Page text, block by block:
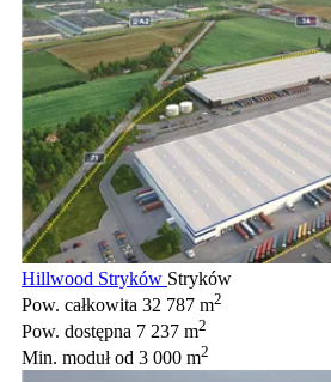
Hillwood Stryków Stryków
Pow. całkowita 32 787 m2
Pow. dostępna 7 237 m2
Min. modułod 3 000 m2